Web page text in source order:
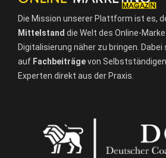
Die Mission unserer Plattform ist es,
Mittelstand die Welt des Online-
Digitalisierung näher zu bringen.
auf Fachbeiträgevon
Experten direkt aus der Praxis.